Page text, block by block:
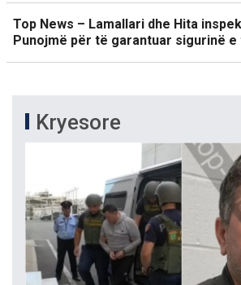
Top News – Lamallari dhe Hita
Punojmë për të garantuar sigurinë
Kryesore